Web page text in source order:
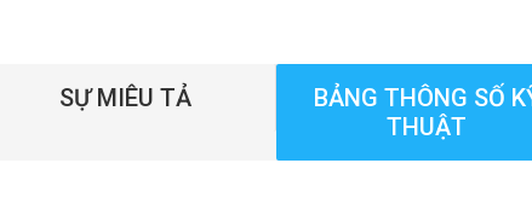
ĐỌC THÊM
SỰ MIÊU TẢ
BẢNG THÔNG SỐ
THUẬT